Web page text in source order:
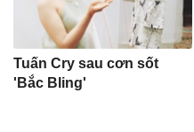
Tuấn Cry sau cơn sốt
'Bắc Bling'